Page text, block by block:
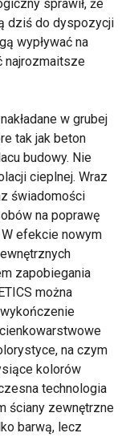
sprawił, że
dziś do dyspozycji
wypływać na
najrozmaitsze
w grubej
tak jak beton
budowy. Nie
cieplnej. Wraz
świadomości
na poprawę
efekcie nowym
zapobiegania
można
na czym
kolorów
technologia
ściany zewnętrzne
barwą, lecz